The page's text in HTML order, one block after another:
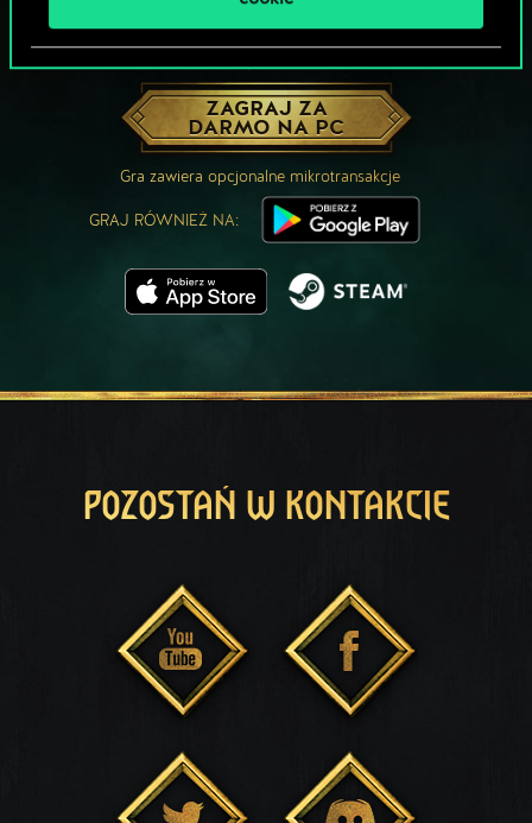
ZAGRAJ ZA
DARMO NA PC
Gra zawiera opcjonalne mikrotransakcje
GRAJ RÓWNIEŻ NA:
POZOSTAŃ W KONTAKCIE